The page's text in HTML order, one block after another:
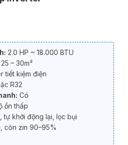
2.0 HP ~ 18.000 BTU
25 – 30m²
tiết kiệm điện
R32
Có
ồn thấp
tự khởi động lại, lọc bụi
còn zin 90–95%